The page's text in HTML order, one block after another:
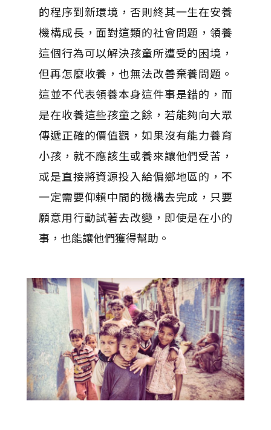
的程序到新環境，否則終其一生在安養
機構成長，面對這類的社會問題，領養
這個行為可以解決孩童所遭受的困境，
但再怎麼收養，也無法改善棄養問題。
這並不代表領養本身這件事是錯的，而
是在收養這些孩童之餘，若能夠向大眾
傳遞正確的價值觀，如果沒有能力養育
小孩，就不應該生或養來讓他們受苦，
或是直接將資源投入給偏鄉地區的，不
一定需要仰賴中間的機構去完成，只要
願意用行動試著去改變，即使是在小的
事，也能讓他們獲得幫助。